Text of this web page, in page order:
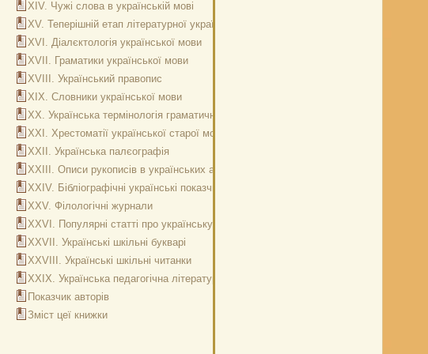
ХІV. Чужі слова в українській мові
ХV. Теперішній етап літературної української мови
ХVІ. Діалєктологія української мови
ХVІІ. Граматики української мови
ХVІІІ. Український правопис
ХІХ. Словники української мови
ХХ. Українська термінологія граматична, ботанічна, природописна,
ХХІ. Хрестоматії української старої мови
ХХІІ. Українська палєографія
ХХІІІ. Описи рукописів в українських архивах
ХХІV. Бібліографічні українські показчики
ХХV. Філологічні журнали
ХХVІ. Популярні статті про українську мову
ХХVІІ. Українські шкільні букварі
ХХVІІІ. Українські шкільні читанки
ХХІХ. Українська педагогічна література по вивченню рідної мови
Показчик авторів
Зміст цеї книжки